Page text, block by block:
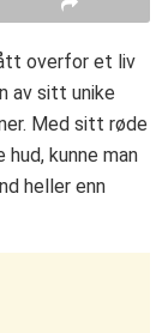
overfor et liv
av sitt unike
Med sitt røde
hud, kunne man
heller enn